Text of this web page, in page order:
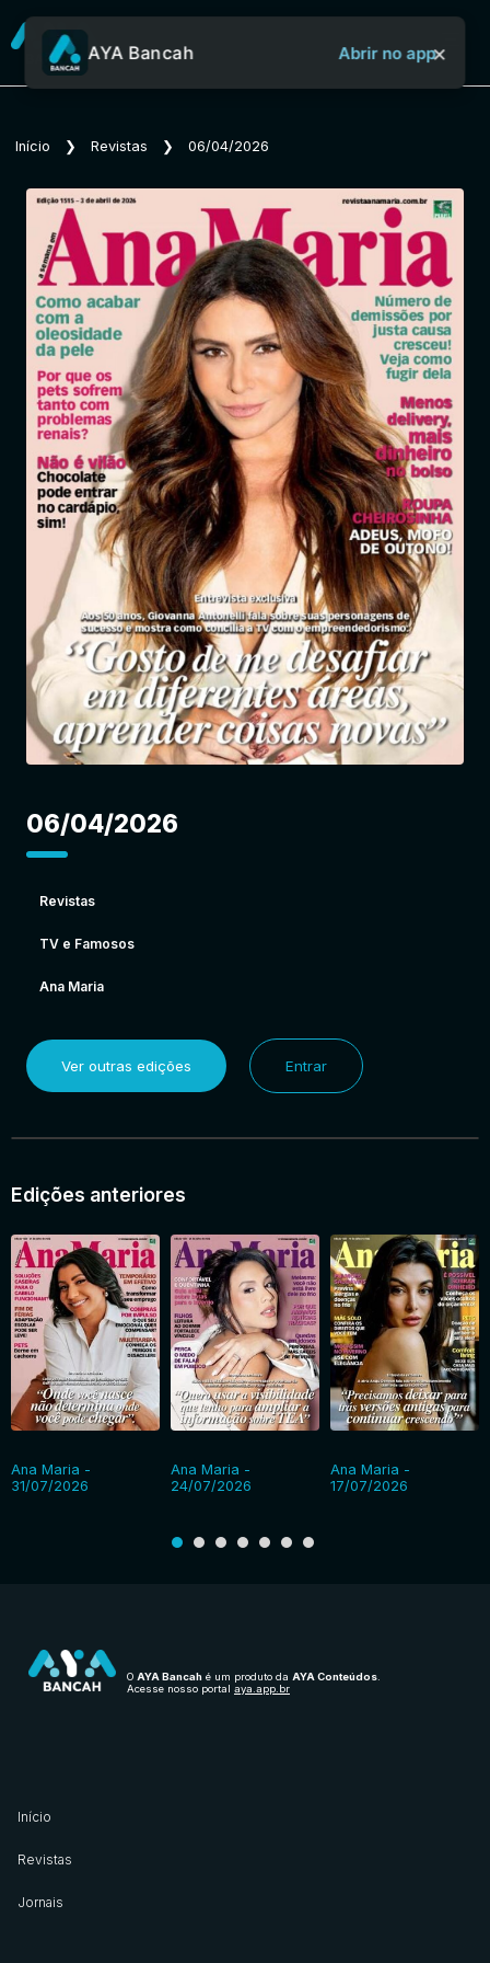
Sobre o Aya Bancah
Revistas
Jornais
Notícias
Entrar
AYA Bancah Abrir no app×
Início ❯ Revistas ❯ 06/04/2026
06/04/2026
Revistas
TV e Famosos
Ana Maria
Ver outras edições Entrar
Edições anteriores
Ana Maria -
31/07/2026
Ana Maria -
24/07/2026
Ana Maria -
17/07/2026
O AYA Bancah é um produto da AYA Conteúdos
Acesse nosso portal aya.app.br
Início
Revistas
Jornais